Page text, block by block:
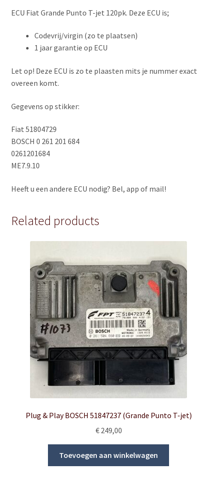
ECU Fiat Grande Punto T-jet 120pk. Deze ECU is;
Codevrij/virgin (zo te plaatsen)
1 jaar garantie op ECU
Let op! Deze ECU is zo te plaasten mits je nummer exact
overeen komt.
Gegevens op stikker:
Fiat 51804729
BOSCH 0 261 201 684
0261201684
ME7.9.10
Heeft u een andere ECU nodig? Bel, app of mail!
Related products
Plug & Play BOSCH 51847237 (Grande Punto T-jet)
€249,00
Toevoegen aan winkelwagen